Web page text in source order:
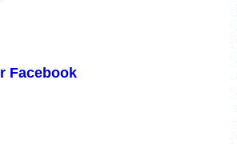
Facebook